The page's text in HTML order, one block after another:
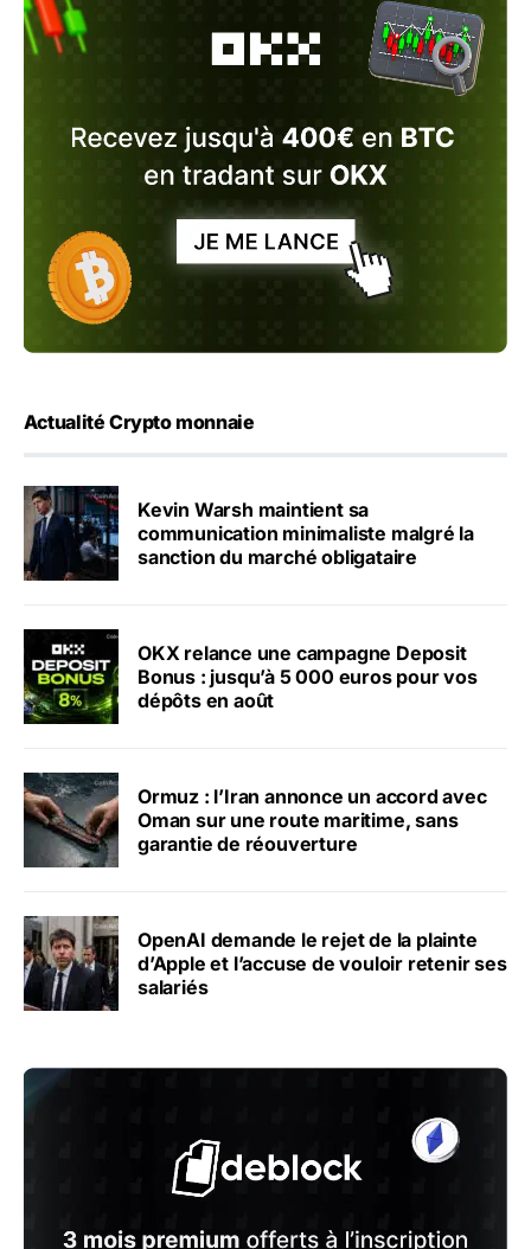
Actualité Crypto monnaie
Kevin Warsh maintient sa
communication minimaliste malgré la
sanction du marché obligataire
OKX relance une campagne Deposit
Bonus : jusqu’à 5 000 euros pour vos
dépôts en août
Ormuz : l’Iran annonce un accord avec
Oman sur une route maritime, sans
garantie de réouverture
OpenAI demande le rejet de la plainte
d’Apple et l’accuse de vouloir retenir ses
salariés